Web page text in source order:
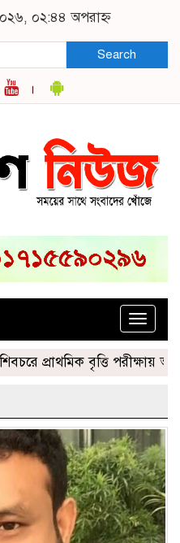
০২:৪৪ অপরাহ্ন
Search
Toggle
প্রাথমিক বৃত্তি পরীক্ষায়